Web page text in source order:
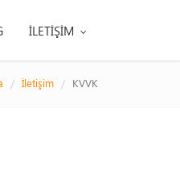
İLETİŞİM
İletişim KVVK